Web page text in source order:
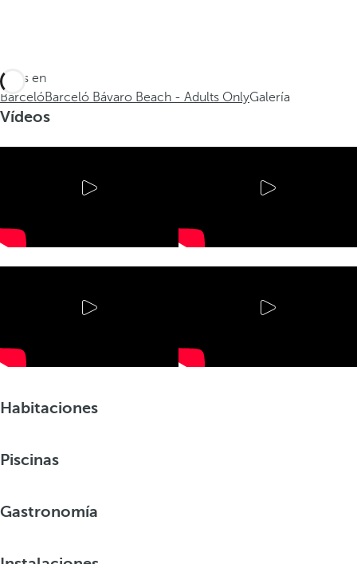
Estás en
BarcelóBarceló Bávaro Beach - Adults OnlyGalería
Vídeos
Habitaciones
Piscinas
Gastronomía